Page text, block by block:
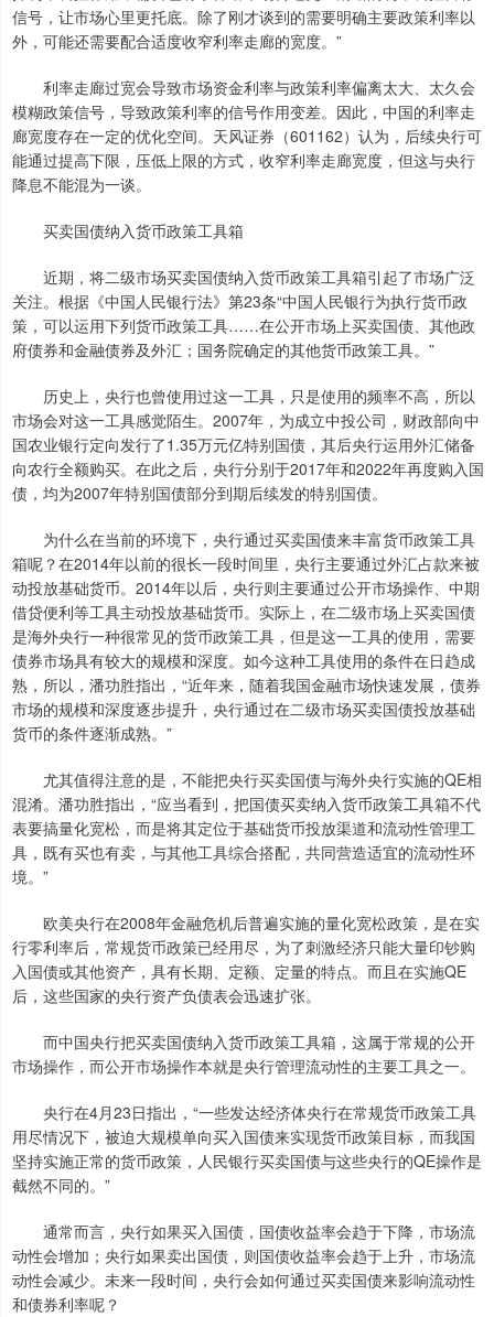
信号，让市场心里更托底。除了刚才谈到的需要明确主要政策利率以
外，可能还需要配合适度收窄利率走廊的宽度。”
利率走廊过宽会导致市场资金利率与政策利率偏离太大、太久会
模糊政策信号，导致政策利率的信号作用变差。因此，中国的利率走
廊宽度存在一定的优化空间。天风证券（601162）认为，后续央行可
能通过提高下限，压低上限的方式，收窄利率走廊宽度，但这与央行
降息不能混为一谈。
买卖国债纳入货币政策工具箱
近期，将二级市场买卖国债纳入货币政策工具箱引起了市场广泛
关注。根据《中国人民银行法》第23条“中国人民银行为执行货币政
策，可以运用下列货币政策工具……在公开市场上买卖国债、其他政
府债券和金融债券及外汇；国务院确定的其他货币政策工具。”
历史上，央行也曾使用过这一工具，只是使用的频率不高，所以
市场会对这一工具感觉陌生。2007年，为成立中投公司，财政部向中
国农业银行定向发行了1.35万元亿特别国债，其后央行运用外汇储备
向农行全额购买。在此之后，央行分别于2017年和2022年再度购入国
债，均为2007年特别国债部分到期后续发的特别国债。
为什么在当前的环境下，央行通过买卖国债来丰富货币政策工具
箱呢？在2014年以前的很长一段时间里，央行主要通过外汇占款来被
动投放基础货币。2014年以后，央行则主要通过公开市场操作、中期
借贷便利等工具主动投放基础货币。实际上，在二级市场上买卖国债
是海外央行一种很常见的货币政策工具，但是这一工具的使用，需要
债券市场具有较大的规模和深度。如今这种工具使用的条件在日趋成
熟，所以，潘功胜指出，“近年来，随着我国金融市场快速发展，债券
市场的规模和深度逐步提升，央行通过在二级市场买卖国债投放基础
货币的条件逐渐成熟。”
尤其值得注意的是，不能把央行买卖国债与海外央行实施的QE相
混淆。潘功胜指出，“应当看到，把国债买卖纳入货币政策工具箱不代
表要搞量化宽松，而是将其定位于基础货币投放渠道和流动性管理工
具，既有买也有卖，与其他工具综合搭配，共同营造适宜的流动性环
境。”
欧美央行在2008年金融危机后普遍实施的量化宽松政策，是在实
行零利率后，常规货币政策已经用尽，为了刺激经济只能大量印钞购
入国债或其他资产，具有长期、定额、定量的特点。而且在实施QE
后，这些国家的央行资产负债表会迅速扩张。
而中国央行把买卖国债纳入货币政策工具箱，这属于常规的公开
市场操作，而公开市场操作本就是央行管理流动性的主要工具之一。
央行在4月23日指出，“一些发达经济体央行在常规货币政策工具
用尽情况下，被迫大规模单向买入国债来实现货币政策目标，而我国
坚持实施正常的货币政策，人民银行买卖国债与这些央行的QE操作是
截然不同的。”
通常而言，央行如果买入国债，国债收益率会趋于下降，市场流
动性会增加；央行如果卖出国债，则国债收益率会趋于上升，市场流
动性会减少。未来一段时间，央行会如何通过买卖国债来影响流动性
和债券利率呢？